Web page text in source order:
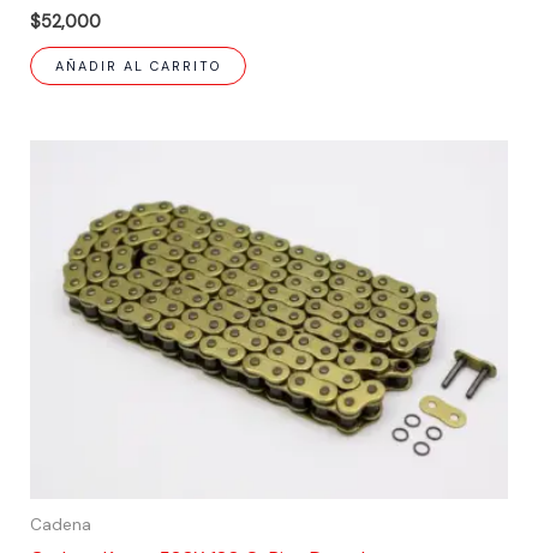
$52,000
AÑADIR AL CARRITO
Cadena